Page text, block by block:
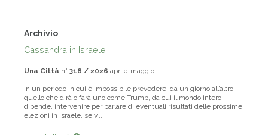
Archivio
Cassandra in Israele
Una Città n° 318 / 2026 aprile-maggio
In un periodo in cui è impossibile prevedere, da un giorno all’altro,
quello che dirà o farà uno come Trump, da cui il mondo intero
dipende, intervenire per parlare di eventuali risultati delle prossime
elezioni in Israele, se v...